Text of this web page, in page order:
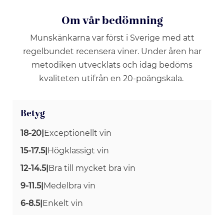
Om vår bedömning
Munskänkarna var först i Sverige med att
regelbundet recensera viner. Under åren har
metodiken utvecklats och idag bedöms
kvaliteten utifrån en 20-poängskala.
Betyg
18-20 Exceptionellt vin
15-17.5| Högklassigt vin
12-14.5| Bra till mycket bra vin
9-11.5| Medelbra vin
6-8.5| Enkelt vin